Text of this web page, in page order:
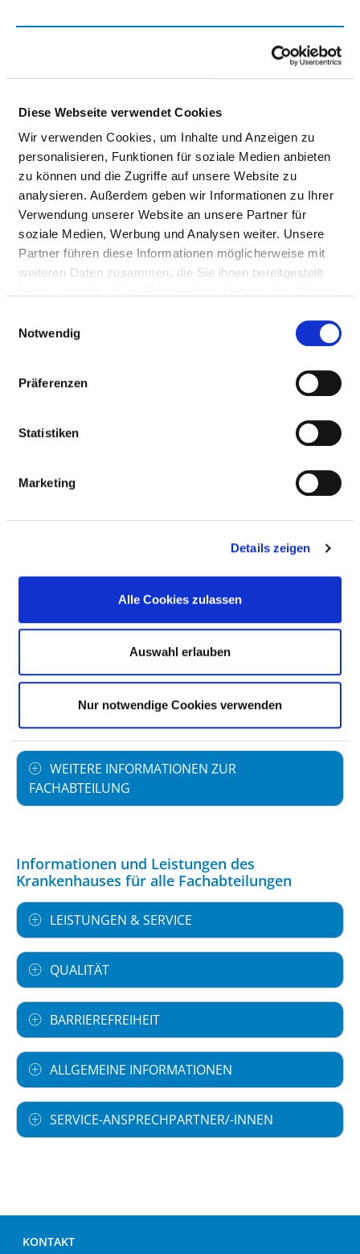
Diese Webseite verwendet Cookies
Wir verwenden Cookies, um Inhalte und Anzeigen zu
personalisieren, Funktionen für soziale Medien anbieten
zu können und die Zugriffe auf unsere Website zu
analysieren. Außerdem geben wir Informationen zu Ihrer
Verwendung unserer Website an unsere Partner für
soziale Medien, Werbung und Analysen weiter. Unsere
Partner führen diese Informationen möglicherweise mit
weiteren Daten zusammen, die Sie ihnen bereitgestellt
Notwendig
Präferenzen
Statistiken
Marketing
Details zeigen
Alle Cookies zulassen
Auswahl erlauben
Nur notwendige Cookies verwenden
KLINIK FÜR ANÄSTHESIOLOGIE UND
Grafenstraße 9
64283 Darmstadt
Tel.:06151-107-6251
Fax: 06151-107-6299
Mail:ed.tdatsmrad-mukinilk.liam@etlew.nitram
Anfahrt
https://klinikum-darmstadt.de/medizin-pflege/klini...
Ärztliche Leitung
Informationen und Leistungen der
Fachabteilung
FALLZAHLEN
PERSONELLE AUSSTATTUNG
FACHEXPERTISE UND WEITERBILDUNG
MEDIZINISCHES LEISTUNGSANGEBOT MIT
WEITERE INFORMATIONEN ZUR
FACHABTEILUNG
Informationen und Leistungen des
Krankenhauses für alle Fachabteilungen
LEISTUNGEN & SERVICE
QUALITÄT
BARRIEREFREIHEIT
ALLGEMEINE INFORMATIONEN
SERVICE-ANSPRECHPARTNER/-INNEN
KONTAKT